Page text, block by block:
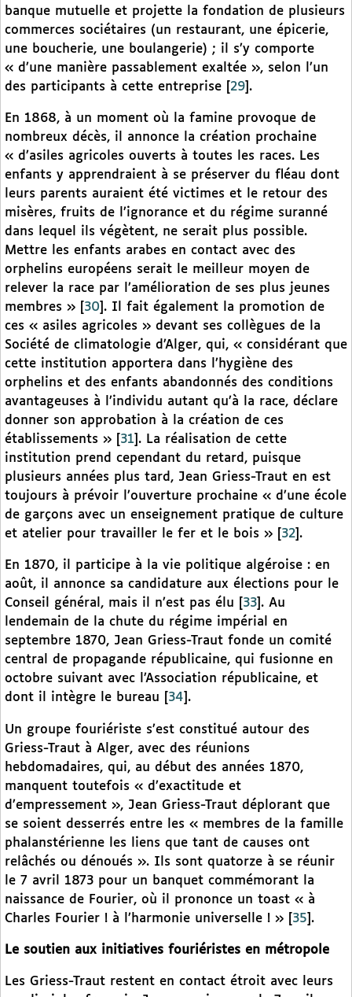
banque mutuelle et projette la fondation de plusieurs
commerces sociétaires (un restaurant, une épicerie,
une boucherie, une boulangerie) ; il s’y comporte
« d’une manière passablement exaltée », selon l’un
des participants à cette entreprise
29 .
En 1868, à un moment où la famine provoque de
nombreux décès, il annonce la création prochaine
« d’asiles agricoles ouverts à toutes les races. Les
enfants y apprendraient à se préserver du fléau dont
leurs parents auraient été victimes et le retour des
misères, fruits de l’ignorance et du régime suranné
dans lequel ils végètent, ne serait plus possible.
Mettre les enfants arabes en contact avec des
orphelins européens serait le meilleur moyen de
relever la race par l’amélioration de ses plus jeunes
membres »
30 . Il fait également la promotion de
ces « asiles agricoles » devant ses collègues de la
Société de climatologie d’Alger, qui, « considérant que
cette institution apportera dans l’hygiène des
orphelins et des enfants abandonnés des conditions
avantageuses à l’individu autant qu’à la race, déclare
donner son approbation à la création de ces
établissements »
31 . La réalisation de cette
institution prend cependant du retard, puisque
plusieurs années plus tard, Jean Griess-Traut en est
toujours à prévoir l’ouverture prochaine « d’une école
de garçons avec un enseignement pratique de culture
et atelier pour travailler le fer et le bois »
32 .
En 1870, il participe à la vie politique algéroise : en
août, il annonce sa candidature aux élections pour le
Conseil général, mais il n’est pas élu
33 . Au
lendemain de la chute du régime impérial en
septembre 1870, Jean Griess-Traut fonde un comité
central de propagande républicaine, qui fusionne en
octobre suivant avec l’Association républicaine, et
dont il intègre le bureau
34 .
Un groupe fouriériste s’est constitué autour des
Griess-Traut à Alger, avec des réunions
hebdomadaires, qui, au début des années 1870,
manquent toutefois « d’exactitude et
d’empressement », Jean Griess-Traut déplorant que
se soient desserrés entre les « membres de la famille
phalanstérienne les liens que tant de causes ont
relâchés ou dénoués ». Ils sont quatorze à se réunir
le 7 avril 1873 pour un banquet commémorant la
naissance de Fourier, où il prononce un toast « à
Charles Fourier ! à l’harmonie universelle ! »
35 .
Le soutien aux initiatives fouriéristes en métropole
Les Griess-Traut restent en contact étroit avec leurs